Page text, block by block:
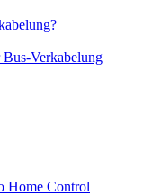
Verkabelung
Home Control